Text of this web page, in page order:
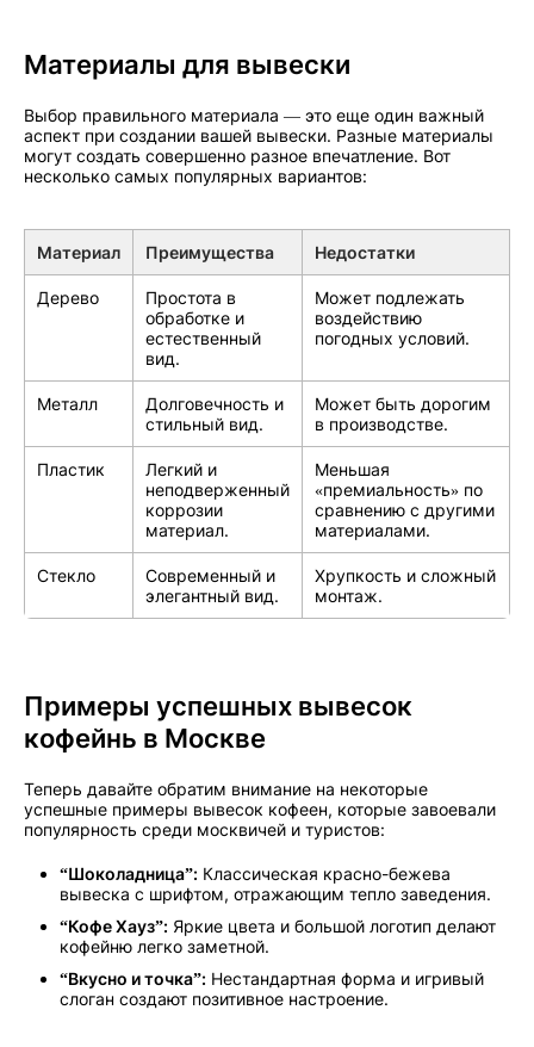
Материалы для вывески
Выбор правильного материала — это еще один важный
аспект при создании вашей вывески. Разные материалы
могут создать совершенно разное впечатление. Вот
несколько самых популярных вариантов:
Материал Преимущества Недостатки
Дерево
Простота в
обработке и
естественный
вид.
Может подлежать
воздействию
погодных условий.
Металл
Долговечность и
стильный вид.
Может быть дорогим
в производстве.
Пластик
Легкий и
неподверженный
коррозии
материал.
Меньшая
«премиальность» по
сравнению с другими
материалами.
Стекло
Современный и
элегантный вид.
Хрупкость и сложный
монтаж.
Примеры успешных вывесок
кофейнь в Москве
Теперь давайте обратим внимание на некоторые
успешные примеры вывесок кофеен, которые завоевали
популярность среди москвичей и туристов:
“Шоколадница”: Классическая красно-бежева
вывеска с шрифтом, отражающим тепло заведения.
“Кофе Хауз”: Яркие цвета и большой логотип делают
кофейню легко заметной.
“Вкусно и точка”: Нестандартная форма и игривый
слоган создают позитивное настроение.